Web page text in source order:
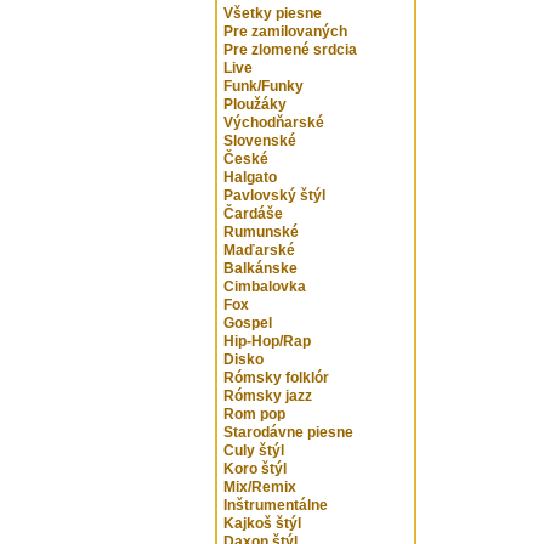
Všetky piesne
Pre zamilovaných
Pre zlomené srdcia
Live
Funk/Funky
Ploužáky
Východňarské
Slovenské
České
Halgato
Pavlovský štýl
Čardáše
Rumunské
Maďarské
Balkánske
Cimbalovka
Fox
Gospel
Hip-Hop/Rap
Disko
Rómsky folklór
Rómsky jazz
Rom pop
Starodávne piesne
Culy štýl
Koro štýl
Mix/Remix
Inštrumentálne
Kajkoš štýl